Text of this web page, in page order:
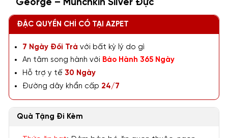
George – Munchkin Silver Đực
ĐẶC QUYỀN CHỈ CÓ TẠI AZPET
7 Ngày Đổi Trả với bất kỳ lý do gì
An tâm song hành với Bảo Hành 365 Ngày
Hỗ trợ y tế 30 Ngày
Đường dây khẩn cấp 24/7
Quà Tặng Đi Kèm